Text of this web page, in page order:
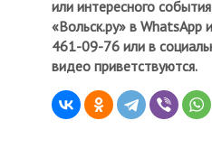
или интересного
«Вольск.ру» в
461-09-76 или в
видео приветствуются.